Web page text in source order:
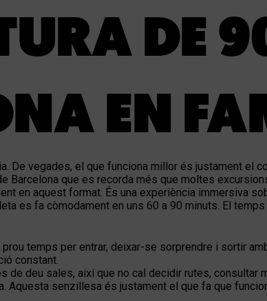
DE
EN
De vegades, el que funciona millor és justament el
Barcelona que es recorda més que moltes
en aquest format. És una experiència immersiva
es fa còmodament en uns 60 a 90 minuts. El
temps per entrar, deixar-se sorprendre i sortir
constant.
de deu sales, així que no cal decidir rutes, consultar
Aquesta senzillesa és justament el que fa que